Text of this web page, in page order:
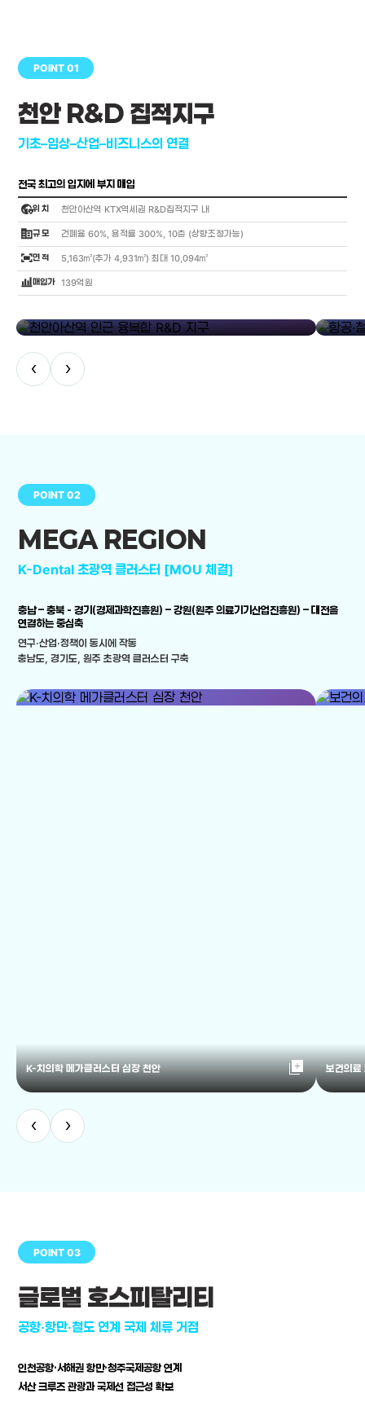
POINT 01
천안 R&D 집적지구
기초–임상–산업–비즈니스의 연결
전국 최고의 입지에 부지 매입
globe_location_pin위 치 천안아산역 KTX역세권 R&D집적지구 내
corporate_fare규 모 건폐율 60%, 용적률 300%, 10층 (상향조정가능)
fit_screen면 적 5,163㎡(추가 4,931㎡) 최대 10,094㎡
bar_chart_4_bars매입가 139억원
‹ ›
POINT 02
MEGA REGION
K-Dental 초광역 클러스터 [MOU 체결]
충남 – 충북 - 경기(경제과학진흥원) – 강원(원주 의료기기산업진흥원) – 대전을
연결하는 중심축
연구·산업·정책이 동시에 작동
충남도, 경기도, 원주 초광역 클러스터 구축
K-치의학 메가클러스터 심장 천안 library_add 보건의료
‹ ›
POINT 03
글로벌 호스피탈리티
공항·항만·철도 연계 국제 체류 거점
인천공항·서해권 항만·청주국제공항 연계
서산 크루즈 관광과 국제선 접근성 확보